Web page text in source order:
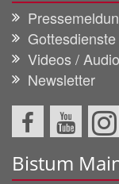
Gottesdienste
Videos /
Newsletter
Bistum